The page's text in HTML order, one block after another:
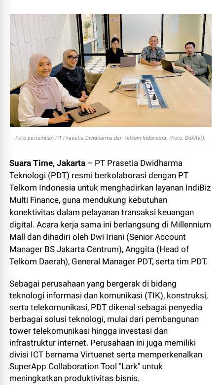
Foto pertemuan PT Prasetia Dwidharma dan Telkom Indonesia. (Foto: Dok/Ist).
Suara Time, Jakarta – PT Prasetia Dwidharma
Teknologi (PDT) resmi berkolaborasi dengan PT
Telkom Indonesia untuk menghadirkan layanan IndiBiz
Multi Finance, guna mendukung kebutuhan
konektivitas dalam pelayanan transaksi keuangan
digital. Acara kerja sama ini berlangsung di Millennium
Mall dan dihadiri oleh Dwi Iriani (Senior Account
Manager BS Jakarta Centrum), Anggita (Head of
Telkom Daerah), General Manager PDT, serta tim PDT.
Sebagai perusahaan yang bergerak di bidang
teknologi informasi dan komunikasi (TIK), konstruksi,
serta telekomunikasi, PDT dikenal sebagai penyedia
berbagai solusi teknologi, mulai dari pembangunan
tower telekomunikasi hingga investasi dan
infrastruktur internet. Perusahaan ini juga memiliki
divisi ICT bernama Virtuenet serta memperkenalkan
SuperApp Collaboration Tool "Lark" untuk
meningkatkan produktivitas bisnis.